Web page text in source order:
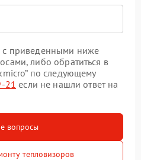
с приведенными ниже
либо обратиться в
по следующему
21 если не нашли ответ на
вопросы
тепловизоров